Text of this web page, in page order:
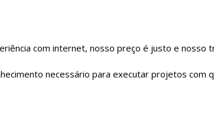
com internet, nosso preço é justo e nosso
necessário para executar projetos com